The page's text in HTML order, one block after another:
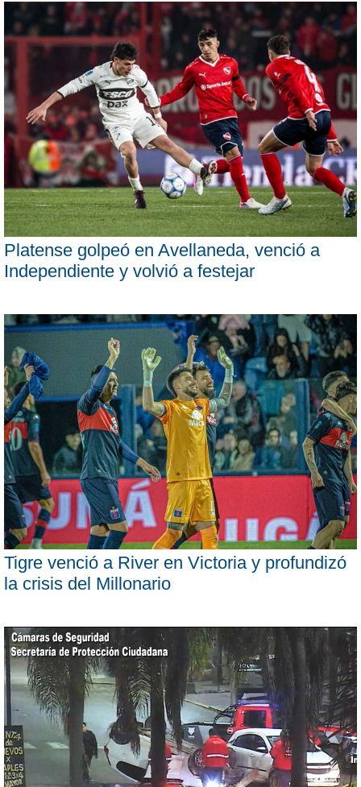
Platense golpeó en Avellaneda, venció a
Independiente y volvió a festejar
Tigre venció a River en Victoria y profundizó
la crisis del Millonario